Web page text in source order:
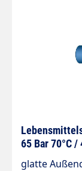
65 Bar 70°C /
glatte